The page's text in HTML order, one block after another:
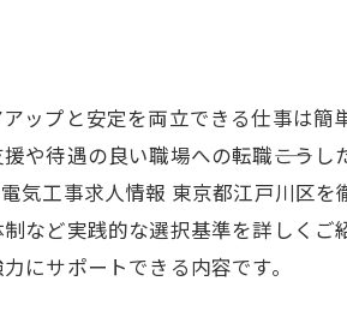
ップと安定を両立できる仕事は
待遇の良い職場への転職――こう
気工事求人情報 東京都江戸川区
など実践的な選択基準を詳しく
にサポートできる内容です。